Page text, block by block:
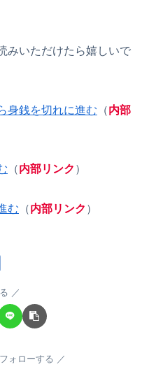
みいただけたら嬉しいで
身銭を切れに進む （内部
（内部リンク ）
む （内部リンク ）
ォローする